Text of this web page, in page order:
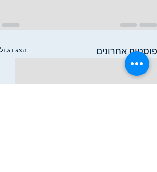
פוסטים אחרונים הצג הכול